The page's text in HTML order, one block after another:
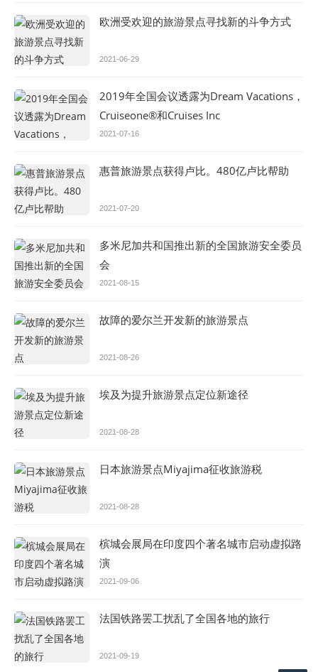
欧洲受欢迎的旅游景点寻找新的斗争方式
2021-06-29
2019年全国会议透露为Dream Vacations，
Cruiseone®和Cruises Inc
2021-07-16
惠普旅游景点获得卢比。480亿卢比帮助
2021-07-20
多米尼加共和国推出新的全国旅游安全委员
会
2021-08-15
故障的爱尔兰开发新的旅游景点
2021-08-26
埃及为提升旅游景点定位新途径
2021-08-28
日本旅游景点Miyajima征收旅游税
2021-08-28
槟城会展局在印度四个著名城市启动虚拟路
演
2021-09-06
法国铁路罢工扰乱了全国各地的旅行
2021-09-19